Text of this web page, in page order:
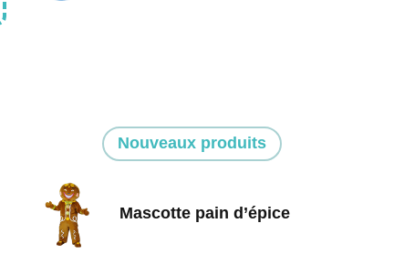
Nouveaux produits
Mascotte pain d’épice